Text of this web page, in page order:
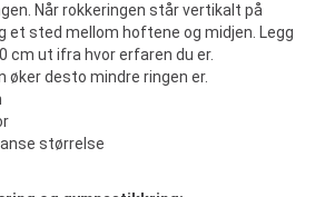
Når rokkeringen står vertikalt på
et sted mellom hoftene og midjen. Legg
cm ut ifra hvor erfaren du er.
øker desto mindre ringen er.
størrelse